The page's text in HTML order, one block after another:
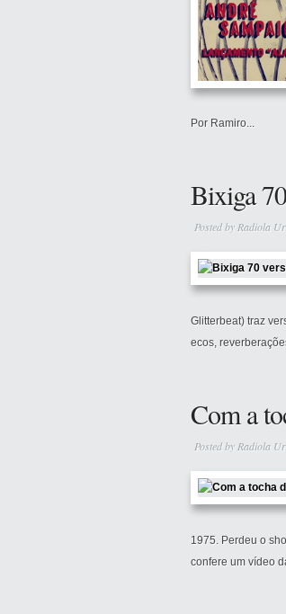
Por Ramiro...
Bixiga
Posted by Radiola
Glitterbeat) traz
ecos,
Com a
Posted by Radiola
1975. Perdeu o
confere um vídeo